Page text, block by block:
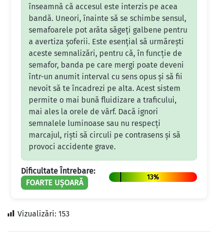
înseamnă că accesul este interzis pe acea
bandă. Uneori, înainte să se schimbe sensul,
semafoarele pot arăta săgeți galbene pentru
a avertiza șoferii. Este esențial să urmărești
aceste semnalizări, pentru că, în funcție de
semafor, banda pe care mergi poate deveni
într-un anumit interval cu sens opus și să fii
nevoit să te încadrezi pe alta. Acest sistem
permite o mai bună fluidizare a traficului,
mai ales la orele de vârf. Dacă ignori
semnalele luminoase sau nu respecți
marcajul, riști să circuli pe contrasens și să
provoci accidente grave.
Dificultate Întrebare:
FOARTE UȘOARĂ
13%
Vizualizări: 153